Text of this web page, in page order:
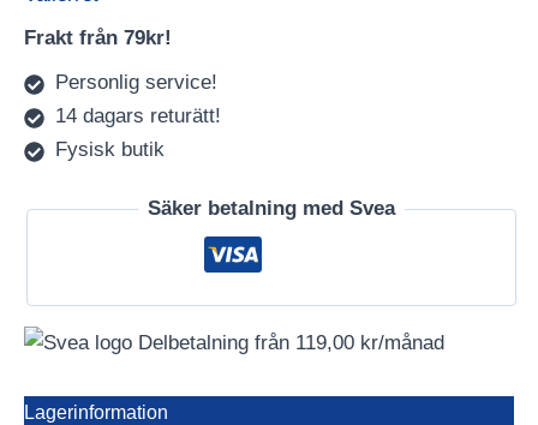
Frakt från 79kr!
Personlig service!
14 dagars returätt!
Fysisk butik
Säker betalning med Svea
Delbetalning från 119,00 kr/månad
Lagerinformation